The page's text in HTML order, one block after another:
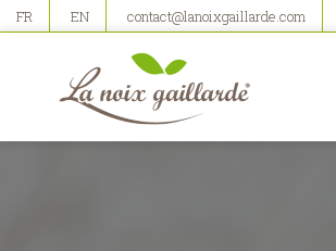
FR EN contact@lanoixgaillarde.com